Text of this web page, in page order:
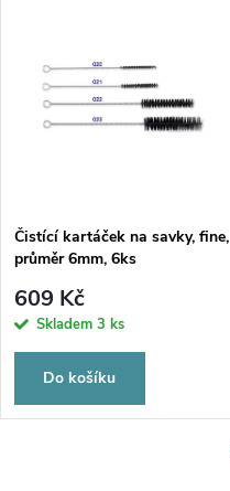
Čistící kartáček na savky, fine,
průměr 6mm, 6ks
609 Kč
Skladem 3 ks
Do košíku